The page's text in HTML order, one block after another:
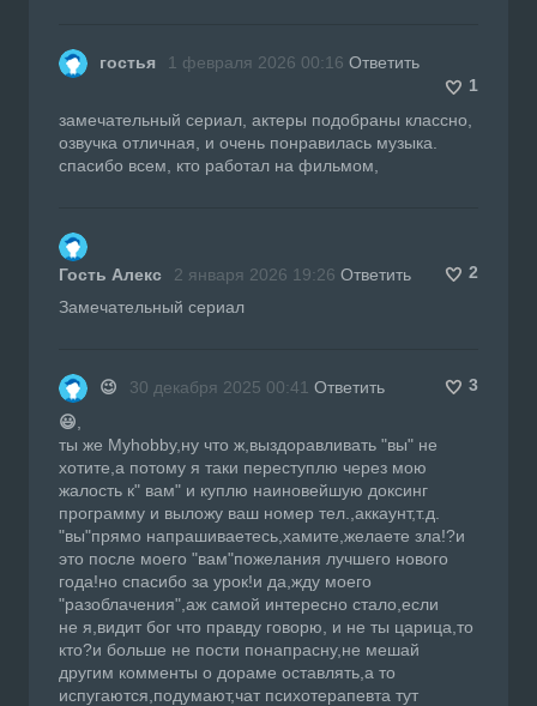
гостья 1 февраля 2026 00:16 Ответить
1
замечательный сериал, актеры подобраны классно,
озвучка отличная, и очень понравилась музыка.
спасибо всем, кто работал на фильмом,
Гость Алекс 2 января 2026 19:26 Ответить
2
Замечательный сериал
😉 30 декабря 2025 00:41 Ответить
3
😃
ты же Myhobby,ну что ж,выздоравливать "вы" не
хотите,а потому я таки переступлю через мою
жалость к" вам" и куплю наиновейшую доксинг
программу и выложу ваш номер тел.,аккаунт,т.д.
"вы"прямо напрашиваетесь,хамите,желаете зла!?и
это после моего "вам"пожелания лучшего нового
года!но спасибо за урок!и да,жду моего
"разоблачения",аж самой интересно стало,если
не я,видит бог что правду говорю, и не ты царица,то
кто?и больше не пости понапрасну,не мешай
другим комменты о дораме оставлять,а то
испугаются,подумают,чат психотерапевта тут